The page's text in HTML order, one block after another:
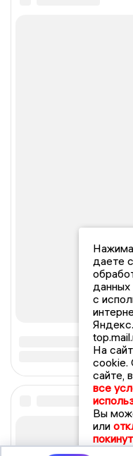
даете
данных
с
На
cookie.
сайте,
все
Вы
или